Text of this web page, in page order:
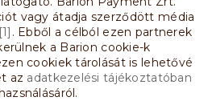
vagy átadja szerződött média
[1] . Ebből a célból ezen partnerek
a Barion cookie-k
cookiek tárolását is lehetővé
az adatkezelési tájékoztatóban